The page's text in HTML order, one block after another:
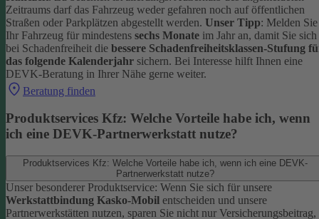
Zeitraums darf das Fahrzeug weder gefahren noch auf öffentlichen
Straßen oder Parkplätzen abgestellt werden. Unser Tipp: Melden Sie
Ihr Fahrzeug für mindestens sechs Monate im Jahr an, damit Sie sich
bei Schadenfreiheit die bessere Schadenfreiheitsklassen-Stufung
das folgende Kalenderjahr sichern. Bei Interesse hilft Ihnen eine
DEVK-Beratung in Ihrer Nähe gerne weiter.
Beratung finden
Produktservices Kfz: Welche Vorteile habe ich, wenn
ich eine DEVK-Partnerwerkstatt nutze?
Produktservices Kfz: Welche Vorteile habe ich, wenn ich eine DEVK-
Partnerwerkstatt nutze?
Unser besonderer Produktservice: Wenn Sie sich für unsere
Werkstattbindung Kasko-Mobil entscheiden und unsere
Partnerwerkstätten nutzen, sparen Sie nicht nur Versicherungsbeitrag,